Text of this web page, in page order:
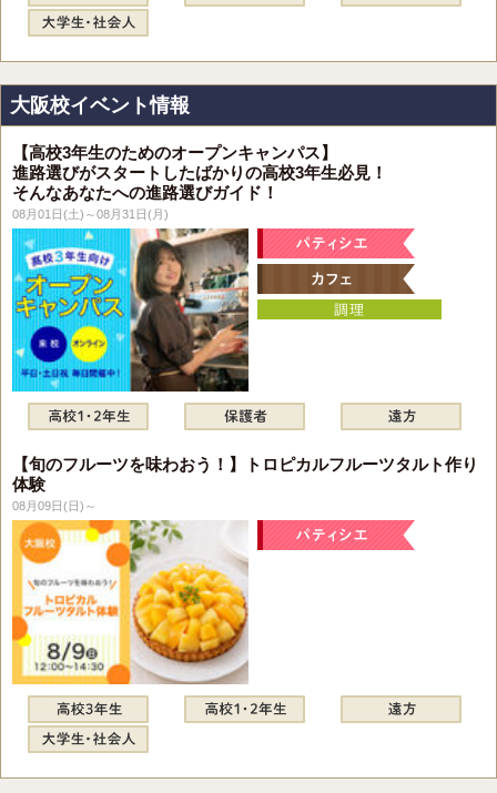
大阪校イベント情報
【高校3年生のためのオープンキャンパス】
進路選びがスタートしたばかりの高校3年生必見！
そんなあなたへの進路選びガイド！
08月01日(土)～08月31日(月)
【旬のフルーツを味わおう！】トロピカルフルーツタルト作り
体験
08月09日(日)～